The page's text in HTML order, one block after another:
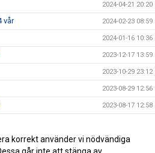
2024-04-21 20:20
vår 2024-02-23 08:59
2024-01-16 10:36
2023-12-17 13:59
2023-10-29 23:12
2023-08-29 12:56
2023-08-17 12:58
2023-03-06 14:33
korrekt använder vi nödvändiga